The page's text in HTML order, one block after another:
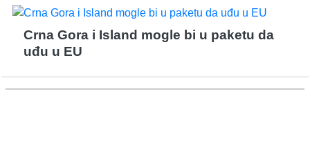
Crna Gora i Island mogle bi u paketu da
uđu u EU